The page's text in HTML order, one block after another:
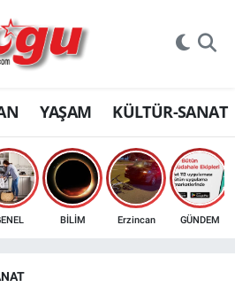
YAŞAM KÜLTÜR-SANAT
BİLİM Erzincan GÜNDEM